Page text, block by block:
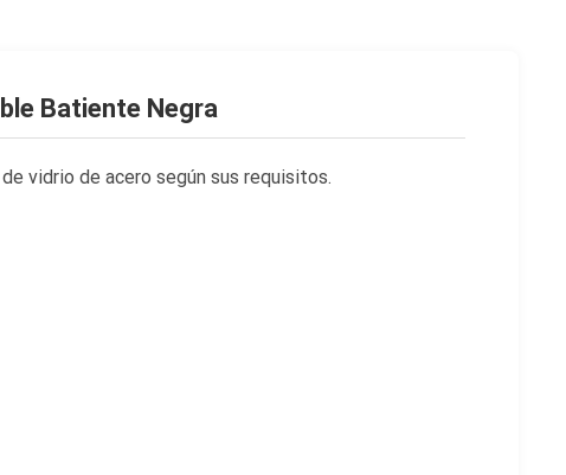
Batiente Negra
vidrio de acero según sus requisitos.